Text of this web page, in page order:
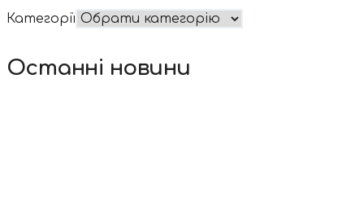
Категорії
Останні новини